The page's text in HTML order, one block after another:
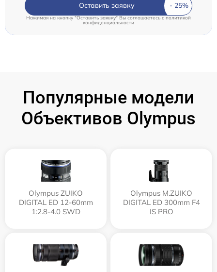
Оставить заявку
Нажимая на кнопку "Оставить заявку" Вы соглашаетесь c политикой
конфиденциальности
Популярные модели
Объективов Olympus
Olympus ZUIKO
DIGITAL ED 12-60mm
1:2.8-4.0 SWD
Olympus M.ZUIKO
DIGITAL ED 300mm F4
IS PRO